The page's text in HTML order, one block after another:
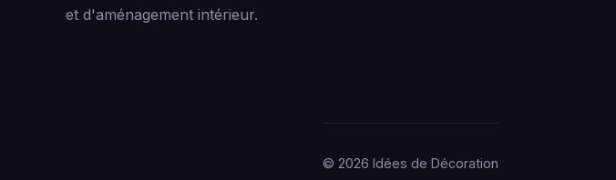
et d'aménagement intérieur.
© 2026 Idées de Décoration